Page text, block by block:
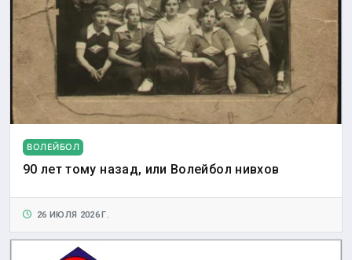
ВОЛЕЙБОЛ
90 лет тому назад, или Волейбол нивхов
26 ИЮЛЯ 2026 Г.